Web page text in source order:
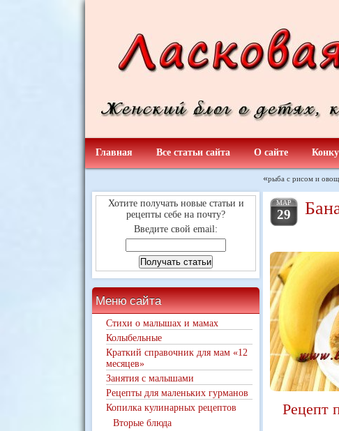
Главная Все статьи сайта О сайте
Хотите получать новые статьи и
рецепты себе на почту?
Введите свой email:
Меню сайта
Стихи о малышах и мамах
Колыбельные
Краткий справочник для мам «12
месяцев»
Занятия с малышами
Рецепты для маленьких гурманов
Копилка кулинарных рецептов
Вторые блюда
«рыба с рисом и
МАР
29
Рецепт